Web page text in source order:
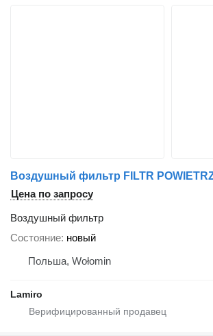
Цена по запросу
Воздушный фильтр
Состояние новый
Польша, Wołomin
Lamiro